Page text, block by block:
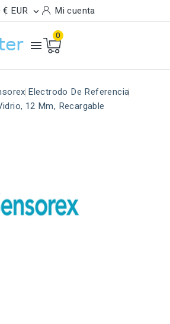
€ EUR  Mi cuenta

0
Electrodo De Referencia
12 Mm, Recargable